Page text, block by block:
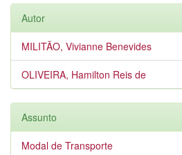
Autor
MILITÃO, Vivianne Benevides
OLIVEIRA, Hamilton Reis de
Assunto
Modal de Transporte